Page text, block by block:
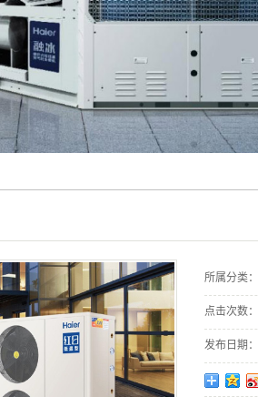
所属分类：
点击次数：
发布日期：